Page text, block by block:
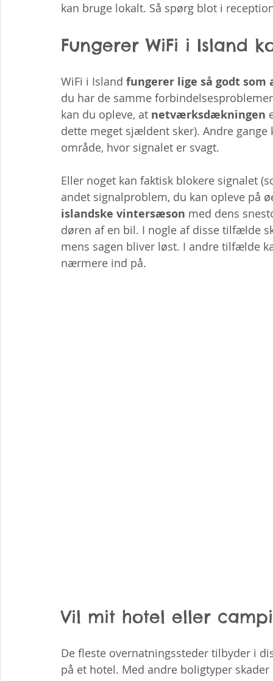
kan bruge lokalt. Så spørg blot i
Fungerer WiFi i Island
WiFi i Island fungerer lige så godt
du har de samme
kan du opleve, at netværksdækningen
dette meget sjældent sker). Andre
område, hvor signalet er svagt.
Eller noget kan faktisk blokere signalet
andet signalproblem, du kan opleve på
islandske vintersæson med dens
døren af ​​en bil. I nogle af disse tilfælde
mens sagen bliver løst. I andre tilfælde
nærmere ind på.
Vil mit hotel eller
De fleste overnatningssteder tilbyder i
på et hotel. Med andre boligtyper